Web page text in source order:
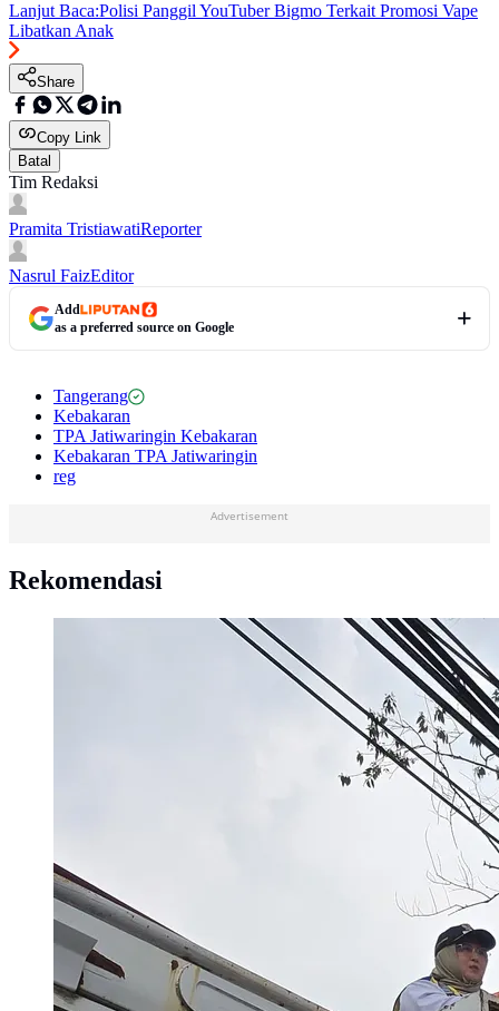
Lanjut Baca:Polisi Panggil YouTuber Bigmo Terkait Promosi Vape
Libatkan Anak
Share
Copy Link
Batal
Tim Redaksi
Pramita TristiawatiReporter
Nasrul FaizEditor
Add
as a preferred source on Google
Tangerang
Kebakaran
TPA Jatiwaringin Kebakaran
Kebakaran TPA Jatiwaringin
reg
Advertisement
Rekomendasi